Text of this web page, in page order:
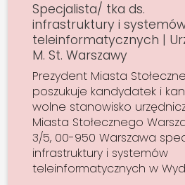
Specjalista/ tka ds.
infrastruktury i
teleinformatycznych |
M. St. Warszawy
Prezydent Miasta
poszukuje kandydatek i
wolne stanowisko
Miasta Stołecznego
3/5, 00-950 Warszawa
infrastruktury i systemów
teleinformatycznych w